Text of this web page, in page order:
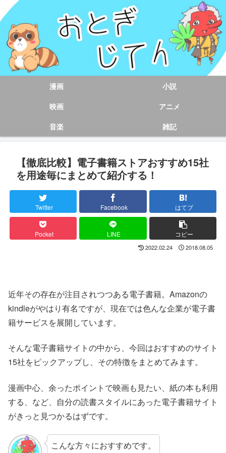
漫画
小説
映画
アニメ
音楽
雑記
【徹底比較】電子書籍ストアおすすめ15社
を用途毎にまとめて紹介する！
Twitter Facebook はてブ
Pocket LINE コピー
2022.02.24 2018.08.05
近年その存在が注目されつつある電子書籍。Amazonの
kindleがやはり有名ですが、現在では色んな企業が電子書
籍サービスを展開しています。
そんな電子書籍サイトの中から、今回はおすすめのサイト
15社をピックアップし、その特徴をまとめてみます。
漫画中心、余ったポイントで映画も見たい、紙の本も利用
する、など、自分の読書スタイルにあった電子書籍サイト
がきっと見つかるはずです。
こんな方々におすすめです。